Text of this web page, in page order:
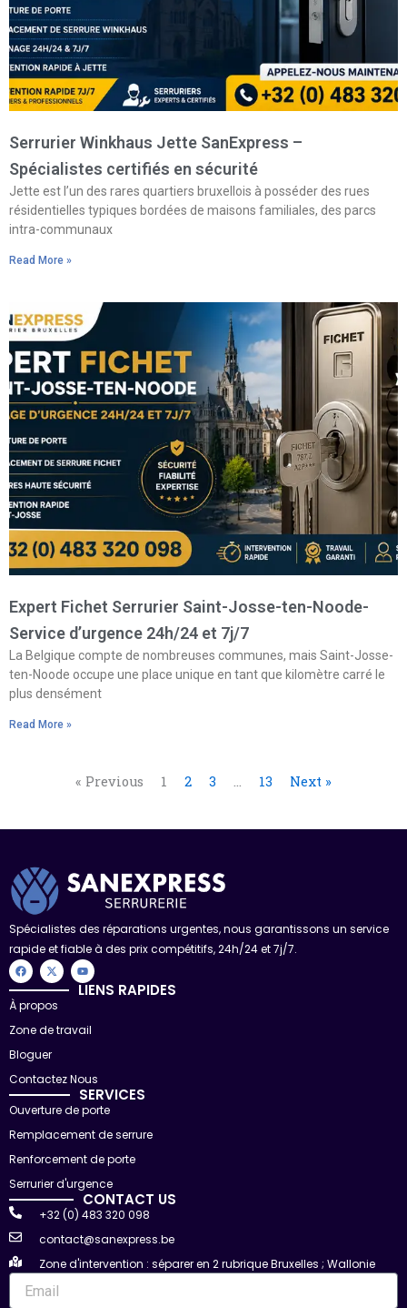
Serrurier Winkhaus Jette SanExpress –
Spécialistes certifiés en sécurité
Jette est l’un des rares quartiers bruxellois à posséder des rues
résidentielles typiques bordées de maisons familiales, des parcs
intra-communaux
Read More »
Expert Fichet Serrurier Saint-Josse-ten-Noode-
Service d’urgence 24h/24 et 7j/7
La Belgique compte de nombreuses communes, mais Saint-Josse-
ten-Noode occupe une place unique en tant que kilomètre carré le
plus densément
Read More »
« Previous 1 2 3 … 13 Next »
Spécialistes des réparations urgentes, nous garantissons un service
rapide et fiable à des prix compétitifs, 24h/24 et 7j/7.
F
a
c
b
o
X
-
t
i
t
r
Y
o
u
t
e
LIENS RAPIDES
À propos
Zone de travail
Bloguer
Contactez Nous
SERVICES
Ouverture de porte
Remplacement de serrure
Renforcement de porte
Serrurier d'urgence
CONTACT US
+32 (0) 483 320 098
contact@sanexpress.be
Zone d'intervention : séparer en 2 rubrique Bruxelles ; Wallonie